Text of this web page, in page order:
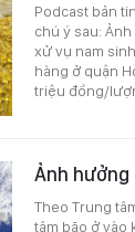
Podcast bản
chú ý sau:
xử vụ nam
hàng ở quận
triệu đồng/
Ảnh hưởng
Theo Trung
tâm bão ở vào